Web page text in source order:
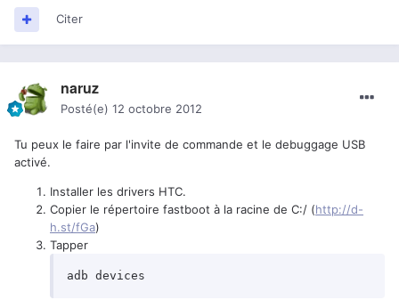
Citer
naruz
Posté(e) 12 octobre 2012
Tu peux le faire par l'invite de commande et le debuggage USB
activé.
Installer les drivers HTC.
Copier le répertoire fastboot à la racine de C:/ (http://d-
h.st/fGa)
Tapper